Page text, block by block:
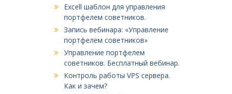
Excell шаблон для управления
портфелем советников.
Запись вебинара: «Управление
портфелем советников»
Управление портфелем
советников. Бесплатный вебинар.
Контроль работы VPS сервера.
Как и зачем?